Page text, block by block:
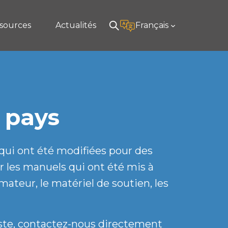
Actualités Français
ont été modifiées pour des
les manuels qui ont été mis à
le matériel de soutien, les
contactez-nous directement